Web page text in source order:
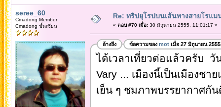
seree_60
Cmadong Member
Cmadong ชั้นเซียน
Re: ทริปยุโรปบนเส้นทางสายโรแม
« ตอบ #70 เมื่อ:30 มิถุนายน 2555, 11:01:17 »
อ้างถึง ข้อความของ motเมื่อ 27 มิถุนายน
ได้เวลาเที่ยวต่อแล้วครับ วั
Vary ... เมืองนี้เป็นเมืองชา
เย็น ๆ ชมภาพบรรยากาศกั